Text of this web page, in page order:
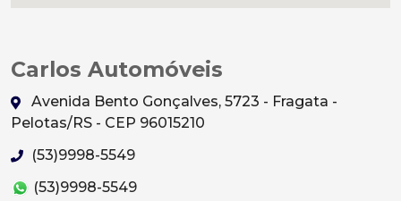
Carlos Automóveis
Avenida Bento Gonçalves, 5723 - Fragata -
Pelotas/RS - CEP 96015210
(53)9998-5549
(53)9998-5549